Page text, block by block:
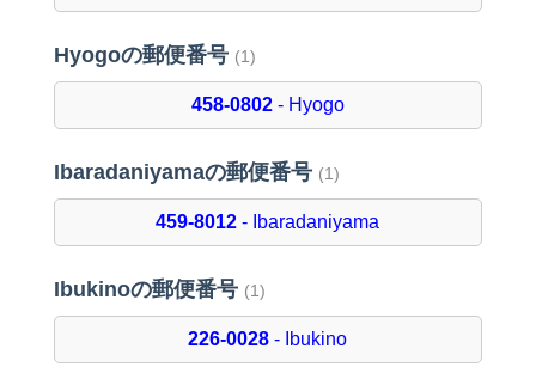
Hyogoの郵便番号 (1)
458-0802- Hyogo
Ibaradaniyamaの郵便番号 (1)
459-8012 - Ibaradaniyama
Ibukinoの郵便番号 (1)
226-0028 - Ibukino